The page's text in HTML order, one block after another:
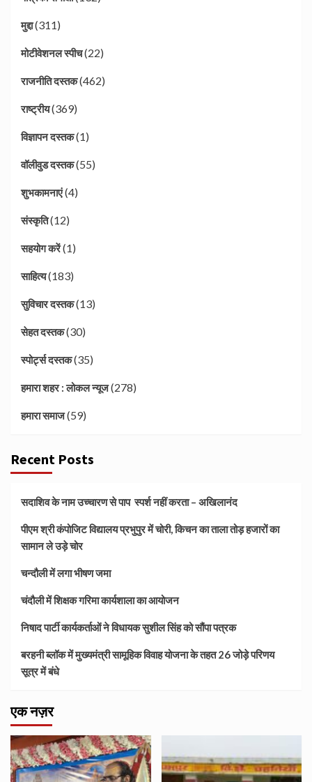
मुद्दा(311)
मोटीवेशनल स्पीच(22)
राजनीति दस्तक(462)
राष्ट्रीय(369)
विज्ञापन दस्तक(1)
वॉलीवुड दस्तक(55)
शुभकामनाएं(4)
संस्कृति(12)
सहयोग करें(1)
साहित्य(183)
सुविचार दस्तक(13)
सेहत दस्तक(30)
स्पोर्ट्स दस्तक(35)
हमारा शहर : लोकल न्यूज(278)
हमारा समाज(59)
Recent Posts
सदाशिव के नाम उच्चारण से पाप स्पर्श नहीं करता – अखिलानंद
पीएम श्री कंपोजिट विद्यालय प्रभुपुर में चोरी, किचन का ताला तोड़ हजारों का
सामान ले उड़े चोर
चन्दौली में लगा भीषण जमा
चंदौली में शिक्षक गरिमा कार्यशाला का आयोजन
निषाद पार्टी कार्यकर्ताओं ने विधायक सुशील सिंह को सौंपा पत्रक
बरहनी ब्लॉक में मुख्यमंत्री सामूहिक विवाह योजना के तहत 26 जोड़े परिणय
सूत्र में बंधे
एक नज़र